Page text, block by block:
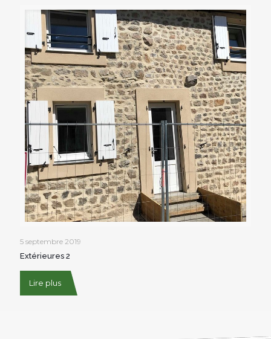
5 septembre 2019
Extérieures 2
Lire plus